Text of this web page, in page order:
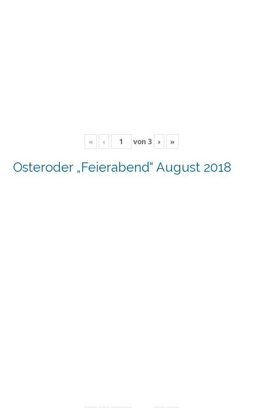
« ‹ von 3 › »
Osteroder „Feierabend“ August 2018